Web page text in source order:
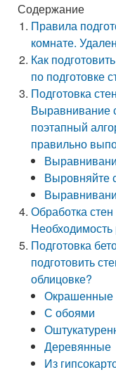
Содержание
Правила
комнате.
Как
по подготовке
Подготовка
Выравнивание
поэтапный
правильно
Выровняйте
Обработка
Необходимость
Подготовка
подготовить
облицовке?
Окрашенные
С обоями
Деревянные
Из